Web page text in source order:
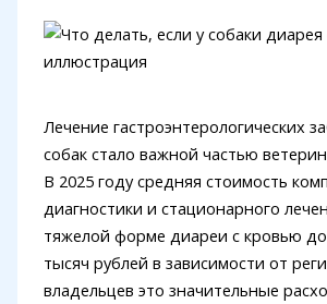
Лечение гастроэнтерологических
собак стало важной частью
В 2025 году средняя стоимость
диагностики и стационарного
тяжелой форме диареи с кровью
тысяч рублей в зависимости от
владельцев это значительные